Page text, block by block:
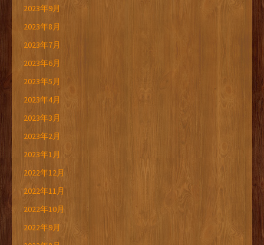
2023年9月
2023年8月
2023年7月
2023年6月
2023年5月
2023年4月
2023年3月
2023年2月
2023年1月
2022年12月
2022年11月
2022年10月
2022年9月